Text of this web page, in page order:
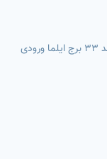
قاسم آباد بلوار شاهد، شاهد 33 برج ایلما ورودی